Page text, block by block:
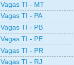
Vagas TI - MT
Vagas TI - PA
Vagas TI - PB
Vagas TI - PE
Vagas TI - PR
Vagas TI - RJ